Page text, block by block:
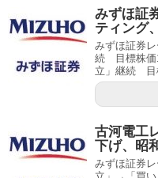
みずほ証
ティング
みずほ証券
続 目標株価
立」継続 目
古河電工
下げ、昭
みずほ証券